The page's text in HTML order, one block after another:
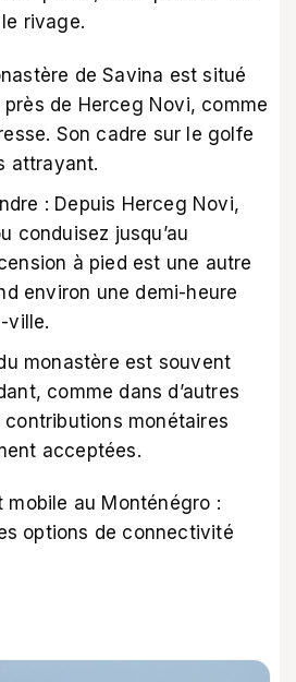
rivage.
de Savina est situé
de Herceg Novi, comme
Son cadre sur le golfe
attrayant.
: Depuis Herceg Novi,
conduisez jusqu’au
à pied est une autre
environ une demi-heure
ville.
monastère est souvent
comme dans d’autres
contributions monétaires
acceptées.
mobile au Monténégro :
options de connectivité